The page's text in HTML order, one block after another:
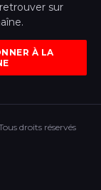
sur
À LA
droits réservés